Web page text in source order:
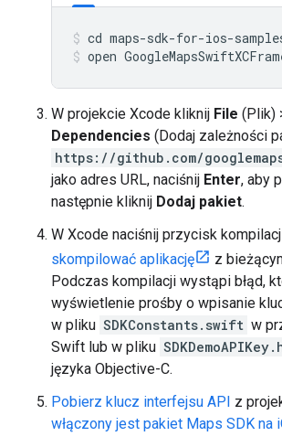
open
W projekcie Xcode kliknij File (Plik)
Dependencies (Dodaj zależności
https://github.com/
jako adres URL, naciśnij Enter, aby
następnie kliknij Dodaj pakiet.
W Xcode naciśnij przycisk
skompilować aplikację
z
Podczas kompilacji wystąpi błąd,
wyświetlenie prośby o wpisanie
w pliku SDKConstants.swift w
Swift lub w pliku
języka Objective-C.
Pobierz klucz interfejsu API z
włączony jest pakiet Maps SDK na